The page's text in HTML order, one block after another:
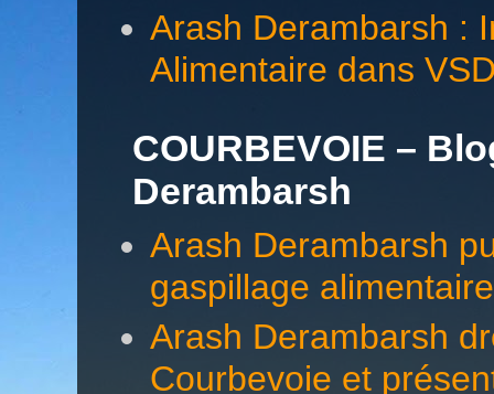
Arash Derambarsh :
Alimentaire dans
COURBEVOIE –
Derambarsh
Arash Derambarsh
gaspillage
Arash Derambarsh
Courbevoie et